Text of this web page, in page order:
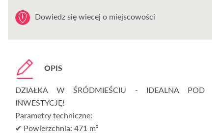
Dowiedz się wiecej o miejscowości
OPIS
DZIAŁKA W ŚRÓDMIEŚCIU - IDEALNA POD
INWESTYCJĘ!
Parametry techniczne:
✔ Powierzchnia: 471 m²